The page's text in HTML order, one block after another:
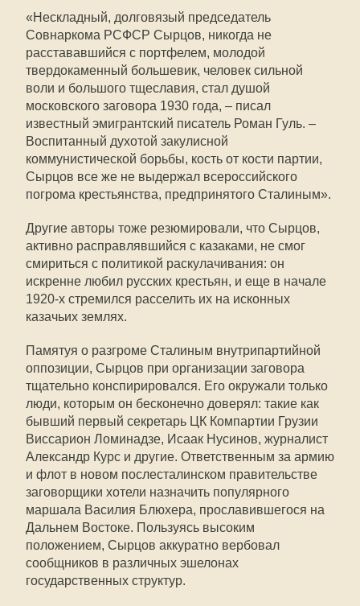
«Нескладный, долговязый председатель
Совнаркома РСФСР Сырцов, никогда не
расстававшийся с портфелем, молодой
твердокаменный большевик, человек сильной
воли и большого тщеславия, стал душой
московского заговора 1930 года, – писал
известный эмигрантский писатель Роман Гуль. –
Воспитанный духотой закулисной
коммунистической борьбы, кость от кости партии,
Сырцов все же не выдержал всероссийского
погрома крестьянства, предпринятого Сталиным».
Другие авторы тоже резюмировали, что Сырцов,
активно расправлявшийся с казаками, не смог
смириться с политикой раскулачивания: он
искренне любил русских крестьян, и еще в начале
1920-х стремился расселить их на исконных
казачьих землях.
Памятуя о разгроме Сталиным внутрипартийной
оппозиции, Сырцов при организации заговора
тщательно конспирировался. Его окружали только
люди, которым он бесконечно доверял: такие как
бывший первый секретарь ЦК Компартии Грузии
Виссарион Ломинадзе, Исаак Нусинов, журналист
Александр Курс и другие. Ответственным за армию
и флот в новом послесталинском правительстве
заговорщики хотели назначить популярного
маршала Василия Блюхера, прославившегося на
Дальнем Востоке. Пользуясь высоким
положением, Сырцов аккуратно вербовал
сообщников в различных эшелонах
государственных структур.